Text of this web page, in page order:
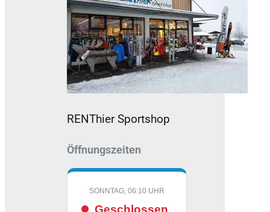
RENThier Sportshop
Öffnungszeiten
SONNTAG, 06:10 UHR
Geschlossen